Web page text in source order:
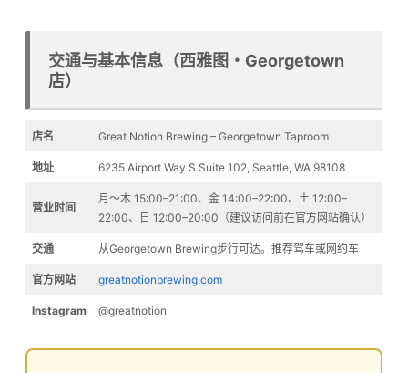
交通与基本信息（西雅图・Georgetown
店）
店名 Great Notion Brewing – Georgetown Taproom
地址 6235 Airport Way S Suite 102, Seattle, WA 98108
营业时间
月〜木 15:00–21:00、金 14:00–22:00、土 12:00–
22:00、日 12:00–20:00（建议访问前在官方网站确认）
交通 从Georgetown Brewing步行可达。推荐驾车或网约车
官方网站 greatnotionbrewing.com
Instagram @greatnotion